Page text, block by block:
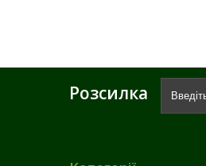
Розсилка